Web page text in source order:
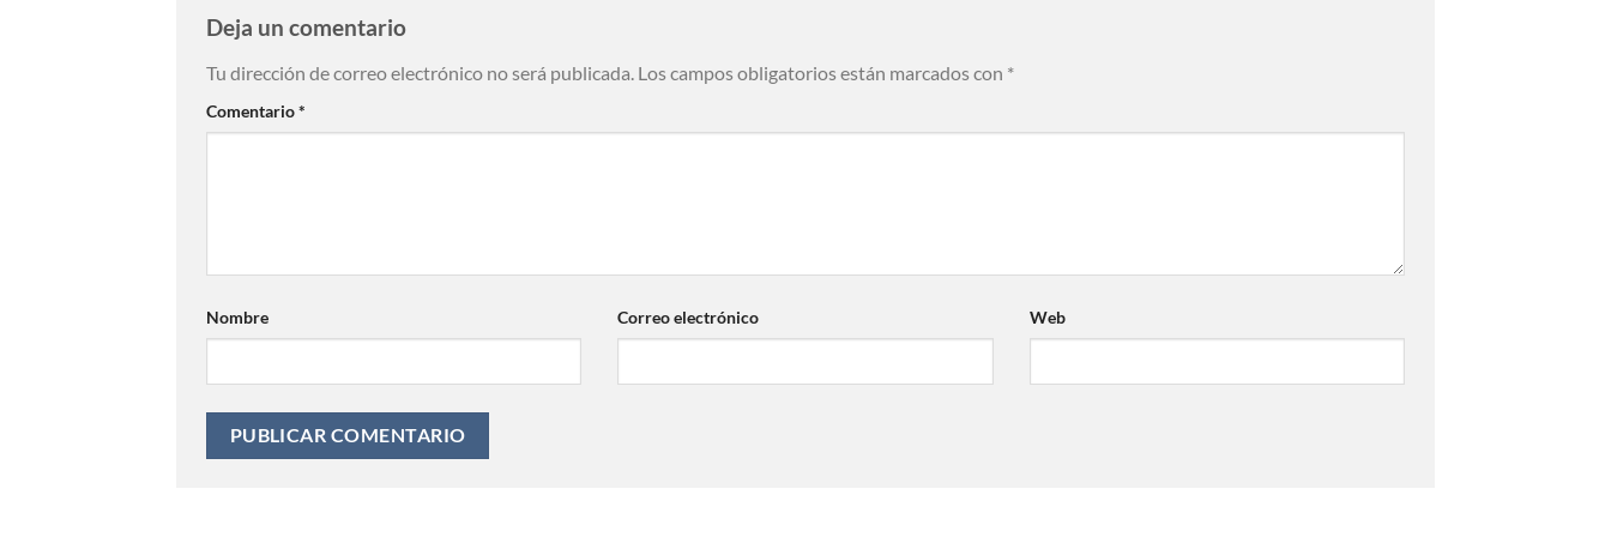
Deja un comentario
Tu dirección de correo electrónico no será publicada. Los campos obligatorios están marcados con *
Comentario*
Nombre Correo electrónico Web